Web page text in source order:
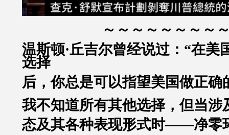
～～～～～～～～
温斯顿·丘吉尔曾经说过：“在美
选择
后，你总是可以指望美国做正
我不知道所有其他选择，但当涉
态及其各种表现形式时——净零